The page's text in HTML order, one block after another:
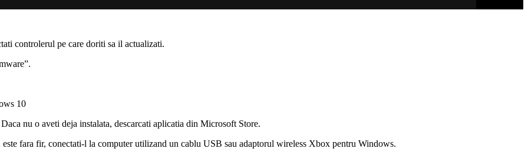
controlerul pe care doriti sa il actualizati.
10
nu o aveti deja instalata, descarcati aplicatia din Microsoft Store.
fara fir, conectati-l la computer utilizand un cablu USB sau adaptorul wireless Xbox pentru Windows.